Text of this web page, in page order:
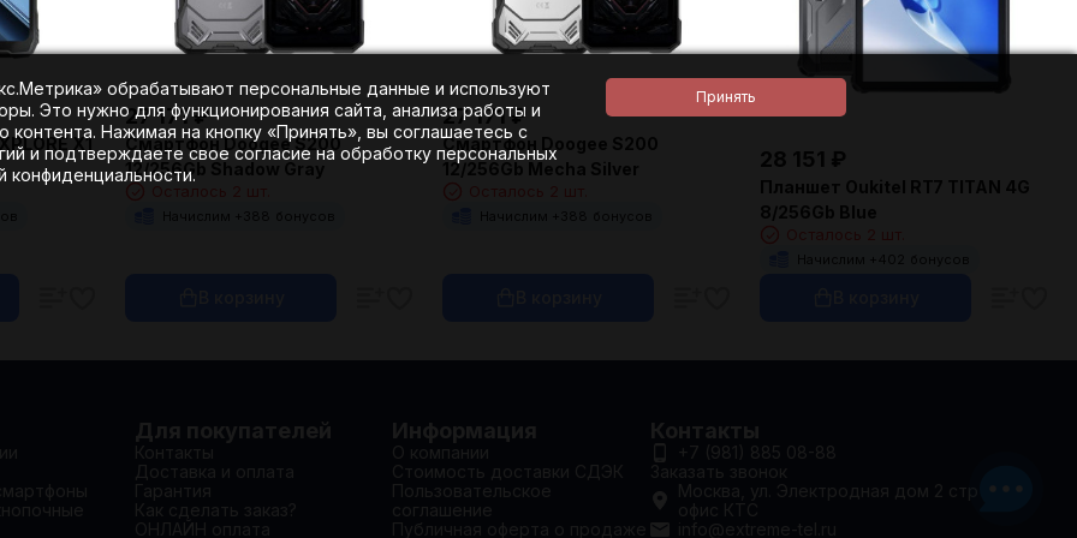
X1
27 171₽
Смартфон Doogee S200
12/256Gb Shadow Gray
Начислим + бонусов
27 171 ₽
Смартфон Doogee S200
12/256Gb Mecha Silver
Начислим + бонусов
28 151 ₽
Планшет Oukitel RT7 TITAN 4G
8/256Gb Blue
Начислим + 402 бонусов
обрабатывают персональные данные и используют
Это нужно для функционирования сайта, анализа работы и
контента. Нажимая на кнопку «Принять», вы соглашаетесь с
и подтверждаете свое согласие на обработку персональных
конфиденциальности.